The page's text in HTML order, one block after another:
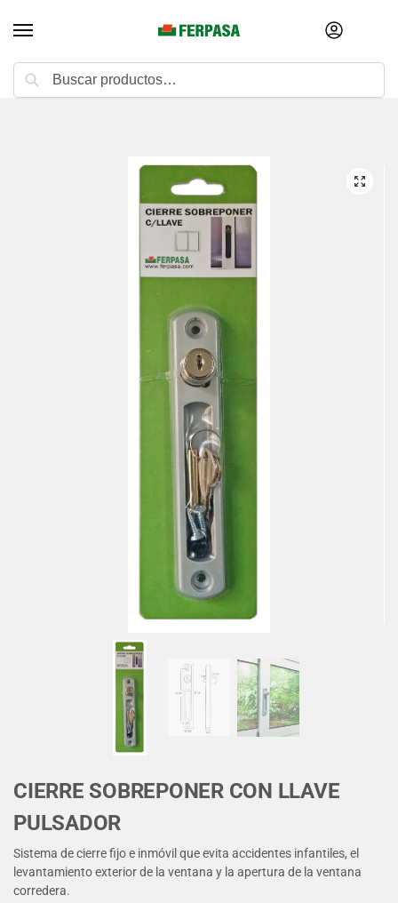
CIERRE SOBREPONER CON LLAVE
PULSADOR
Sistema de cierre fijo e inmóvil que evita accidentes infantiles, el
levantamiento exterior de la ventana y la apertura de la ventana
corredera.